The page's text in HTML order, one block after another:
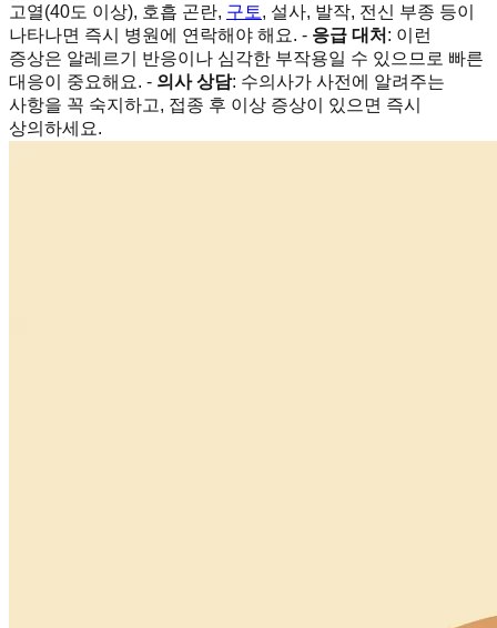
고열(40도 이상), 호흡 곤란, 구토, 설사, 발작, 전신 부종 등이
나타나면 즉시 병원에 연락해야 해요. - 응급 대처 : 이런
증상은 알레르기 반응이나 심각한 부작용일 수 있으므로 빠른
대응이 중요해요. - 의사 상담: 수의사가 사전에 알려주는
사항을 꼭 숙지하고, 접종 후 이상 증상이 있으면 즉시
상의하세요.